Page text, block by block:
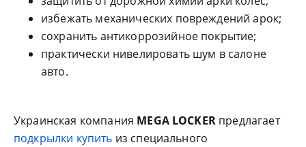
избежать механических повреждений арок;
сохранить антикоррозийное покрытие;
практически нивелировать шум в салоне
авто.
Украинская компания MEGA LOCKERпредлагает
подкрылки купить из специального